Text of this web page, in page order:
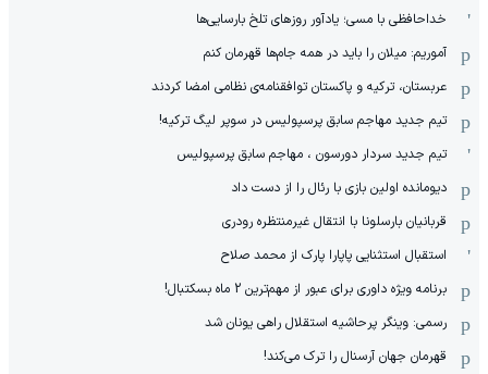
خداحافظی با مسی؛ یادآور روزهای تلخ بارسایی‌ها
آموریم: میلان را باید در همه جام‌ها قهرمان کنم
عربستان، ترکیه و پاکستان توافقنامه‌ی نظامی امضا کردند
تیم جدید مهاجم سابق پرسپولیس در سوپر لیگ ترکیه!
تیم جدید سردار دورسون ، مهاجم سابق پرسپولیس
دیومانده اولین بازی با رئال را از دست داد
قربانیان بارسلونا با انتقال غیرمنتظره رودری
استقبال استثنایی پاپارا پارک از محمد صلاح
برنامه ویژه داوری برای عبور از مهم‌ترین 2 ماه بسکتبال!
رسمی: وینگر پرحاشیه استقلال راهی یونان شد
قهرمان جهان آرسنال را ترک می‌کند!